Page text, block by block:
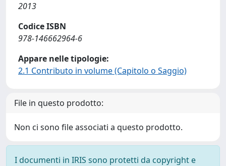
2013
Codice ISBN
978-146662964-6
Appare nelle tipologie:
2.1 Contributo in volume (Capitolo o Saggio)
File in questo prodotto:
Non ci sono file associati a questo prodotto.
I documenti in IRIS sono protetti da copyright e